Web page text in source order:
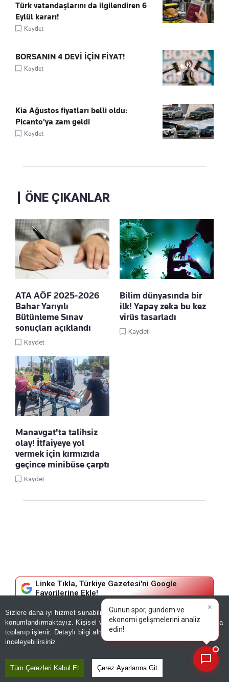
Sizlere daha iyi hizmet sunabilmek adına sitemizdeçerez
konumlandırmaktayız. Kişisel verileriniz, KVKK ve GDPR kapsamında
toplanıp işlenir. Detaylı bilgi almak için
inceleyebilirsiniz.
Tüm Çerezleri Kabul Et Çerez Ayarlarına Git
Türk vatandaşlarını da ilgilendiren 6
Eylül kararı!
Kaydet
BORSANIN 4 DEVİ İÇİN FİYAT!
Kaydet
Kia Ağustos fiyatları belli oldu:
Picanto'ya zam geldi
Kaydet
ÖNE ÇIKANLAR
ATA AÖF 2025-2026
Bahar Yarıyılı
Bütünleme Sınav
sonuçları açıklandı
Kaydet
Bilim dünyasında bir
ilk! Yapay zeka bu kez
virüs tasarladı
Kaydet
Manavgat'ta talihsiz
olay! İtfaiyeye yol
vermek için kırmızıda
geçince minibüse çarptı
Kaydet
Linke Tıkla, Türkiye Gazetesi'ni Google
Favorilerine Ekle!
SAĞLIK
Baş dönmesiyle hastaneye gitti,
hayatının şokunu yaşadı!
Türkiye’de ilk, dünyada 68’inci
×
Günün spor, gündem ve
ekonomi gelişmelerini analiz
edin!